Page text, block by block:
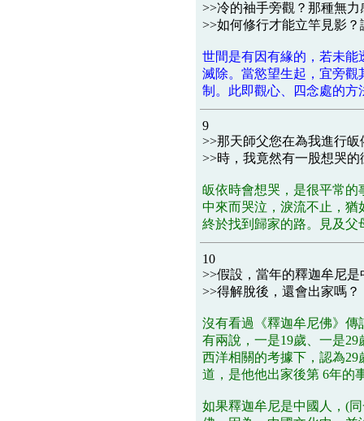
>>冷的袖手旁觀？那種無
>>如何修行才能立竿見影
世間是有因有緣的，若未
滅除。當慾望生起，宜旁
制。此即觀心、四念處的方
9
>>那天師父您在為我進行
>>時，我竟然有一股想哭
皈依時會想哭，是很平常
中來而哭泣，淚流不止，
終於找到歸家的路。見及
10
>>假設，當年的釋迦牟尼
>>得解脫後，還會出家嗎？
沒有看過《釋迦牟尼佛》
有兩說，一是19歲、一是
西洋相關的考據下，認為
道，是他他出家後第 6年的
如果釋迦牟尼是中國人，(